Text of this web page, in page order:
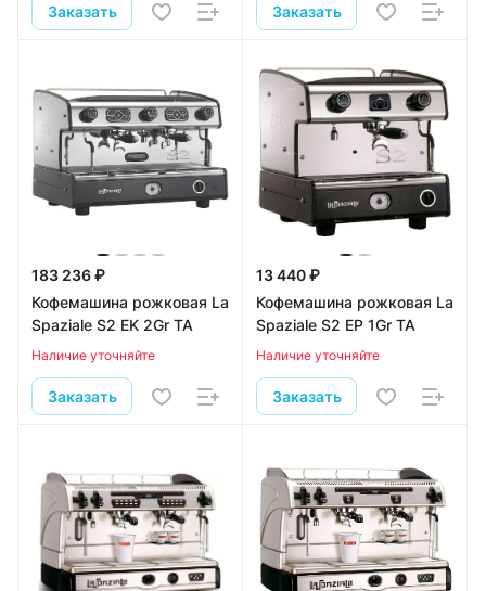
Заказать Заказать
183 236 ₽
Кофемашина рожковая La
Spaziale S2 EK 2Gr TA
Наличие уточняйте
Заказать
13 440 ₽
Кофемашина рожковая La
Spaziale S2 EP 1Gr TA
Наличие уточняйте
Заказать